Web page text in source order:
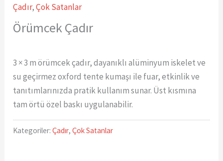
Çadır,Çok Satanlar
Örümcek Çadır
3 × 3 m örümcek çadır, dayanıklı alüminyum iskelet ve
su geçirmez oxford tente kumaşı ile fuar, etkinlik ve
tanıtımlarınızda pratik kullanım sunar. Üst kısmına
tam örtü özel baskı uygulanabilir.
Kategoriler:Çadır,Çok Satanlar